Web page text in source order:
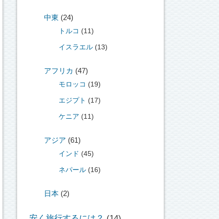
中東 (24)
トルコ (11)
イスラエル (13)
アフリカ (47)
モロッコ (19)
エジプト (17)
ケニア (11)
アジア (61)
インド (45)
ネパール (16)
日本 (2)